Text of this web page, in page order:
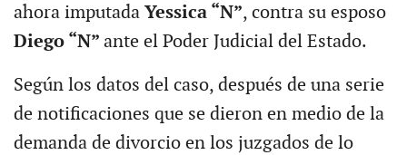
ahora imputada Yessica “N”, contra su esposo
Diego “N” ante el Poder Judicial del Estado.
Según los datos del caso, después de una serie
de notificaciones que se dieron en medio de la
demanda de divorcio en los juzgados de lo